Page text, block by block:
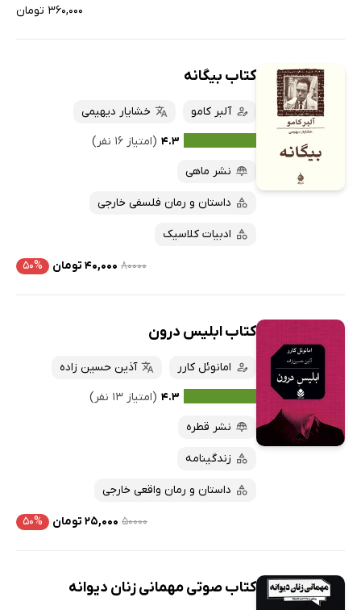
۳۶۰,۰۰۰ تومان
کتاب بیگانه
آلبر کامو
خشایار دیهیمی
۴.۳ (امتیاز ۱۶ نفر)
نشر ماهی
داستان و رمان فلسفی خارجی
ادبیات کلاسیک
۸۰۰۰۰ ۴۰,۰۰۰ تومان ۵۰%
کتاب ابلیس درون
امانوئل کارر
آذین حسین زاده
۴.۳ (امتیاز ۱۳ نفر)
نشر قطره
زندگینامه
داستان و رمان واقعی خارجی
۵۰۰۰۰ ۲۵,۰۰۰ تومان ۵۰%
کتاب صوتی مهمانی زنان دیوانه